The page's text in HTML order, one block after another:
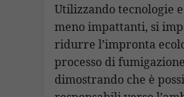
Utilizzando tecnologie
meno impattanti, si
ridurre l’impronta
processo di
dimostrando che è